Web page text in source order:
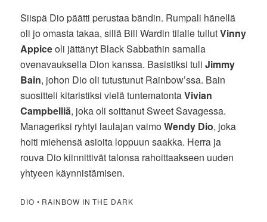
Siispä Dio päätti perustaa bändin. Rumpali hänellä
oli jo omasta takaa, sillä Bill Wardin tilalle tullutVinny
Appiceoli jättänyt Black Sabbathin samalla
ovenavauksella Dion kanssa. Basistiksi tuliJimmy
Bain, johon Dio oli tutustunut Rainbow’ssa. Bain
suositteli kitaristiksi vielä tuntematontaVivian
Campbelliä, joka oli soittanut Sweet Savagessa.
Manageriksi ryhtyi laulajan vaimoWendy Dio, joka
hoiti miehensä asioita loppuun saakka. Herra ja
rouva Dio kiinnittivät talonsa rahoittaakseen uuden
yhtyeen käynnistämisen.
DIO • RAINBOW IN THE DARK